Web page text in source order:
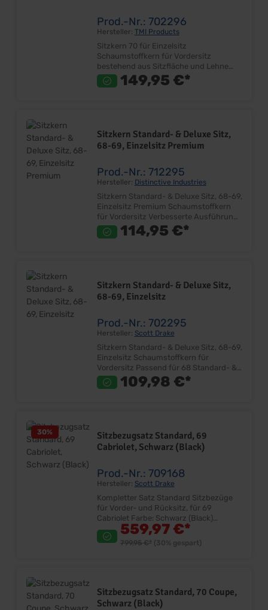
Prod.-Nr.: 702296
Hersteller: TMI Products
Sitzkern 70 für Einzelsitz
Schaumstoffkern für Vordersitz
bestehend aus Sitzfläche und Lehne
Montage am Sitzgestell Sehr gute
Qualität Lieferumfang: Stück für einen149,95 €*
Sitzkern Standard- & Deluxe Sitz,
68-69, Einzelsitz Premium
Prod.-Nr.: 712295
Hersteller: Distinctive Industries
Sitzkern Standard- & Deluxe Sitz, 68-69,
Einzelsitz Premium Schaumstoffkern
für Vordersitz Verbesserte Ausführung!
Passend für 68 Standard- & Deluxe
Bezüge Passend für 69 Standard- &
in USA! Lieferumfang: Stück für einen
vorderen Sitz Preis: Pro Stück Einbauort:
114,95 €*
Sitzkern Standard- & Deluxe Sitz,
68-69, Einzelsitz
Prod.-Nr.: 702295
Hersteller: Scott Drake
Sitzkern Standard- & Deluxe Sitz, 68-69,
Einzelsitz Schaumstoffkern für
Vordersitz Passend für 68 Standard- &
Deluxe Bezüge Passend für 69
Standard- & Deluxe Bezüge Bestehend
vorderen Sitz Preis: Pro Stück Einbauort:
Sitzgestell
109,98 €*
30%
Sitzbezugsatz Standard, 69
Cabriolet, Schwarz (Black)
Prod.-Nr.: 709168
Hersteller: Scott Drake
Kompletter Satz Standard Sitzbezüge
für Vorder- und Rücksitz, für 69
Cabriolet Farbe: Schwarz (Black)
Material: Vinyl Sehr gute Qualität Farbe
und Design entspricht dem Original
Bezugsatz für Fahrer-, Beifahrersitz
559,97 €*
799,95 €* (30% gespart)
Sitzbezugsatz Standard, 70 Coupe,
Schwarz (Black)